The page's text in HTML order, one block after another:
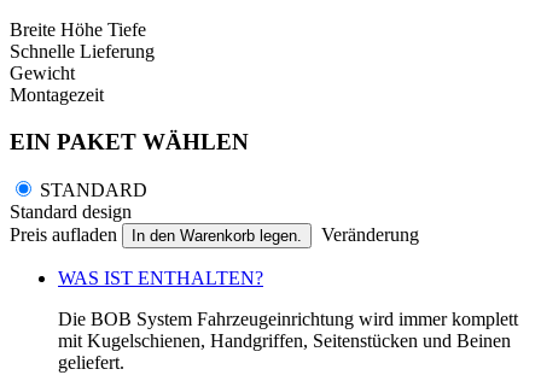
Breite Höhe Tiefe
Schnelle Lieferung
Gewicht
Montagezeit
EIN PAKET WÄHLEN
STANDARD
Standard design
Preis aufladen
In den Warenkorb legen. Veränderung
WAS IST ENTHALTEN?
Die BOB System Fahrzeugeinrichtung wird immer komplett
mit Kugelschienen, Handgriffen, Seitenstücken und Beinen
geliefert.